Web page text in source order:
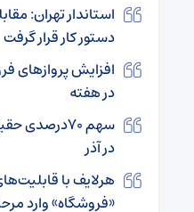
استاندار تهران:
دستور کار قرار گرفت
در هفته
سهم ۷۰درصدی
در آذر
هرلایف با
«فروشگاه» وارد